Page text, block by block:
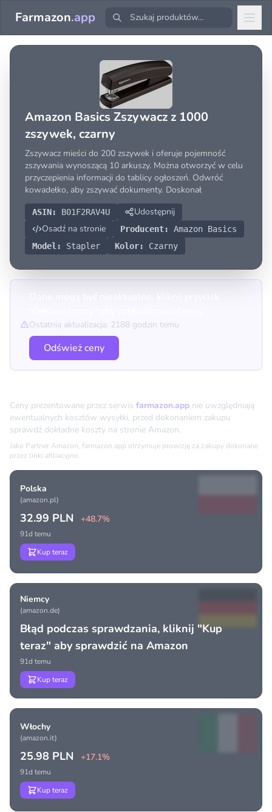
Farmazon.app
Amazon Basics Zszywacz z 1000
zszywek, czarny
Zszywacz mieści do 200 zszywek i oferuje pojemność
zszywania wynoszącą 10 arkuszy. Można otworzyć w celu
przyczepienia informacji do tablicy ogłoszeń. Odwróć
kowadełko, aby zszywać dokumenty. Doskonał
ASIN: B01F2RAV4U
Udostępnij
Osadź na stronie
Producent:
Amazon Basics
Model:
Stapler Kolor: Czarny
Ostatnia aktualizacja: 2188 godzin temu
Odśwież ceny
Ceny prezentowane przez serwis farmazon.app nie uwzględniają
ewentualnych kosztów wysyłki, przed dokonaniem zakupu
sprawdź dokładne koszty na stronie Amazon.
Jako Partner Amazon, farmazon.app otrzymuje prowizję za zakupy dokonane
przez linki afiliacyjne.
Polska
(amazon.pl)
32.99 PLN +48.7%
91d temu
Kup teraz
Niemcy
(amazon.de)
Błąd podczas sprawdzania, kliknij "Kup
teraz" aby sprawdzić na Amazon
91d temu
Kup teraz
Włochy
(amazon.it)
25.98 PLN +17.1%
91d temu
Kup teraz